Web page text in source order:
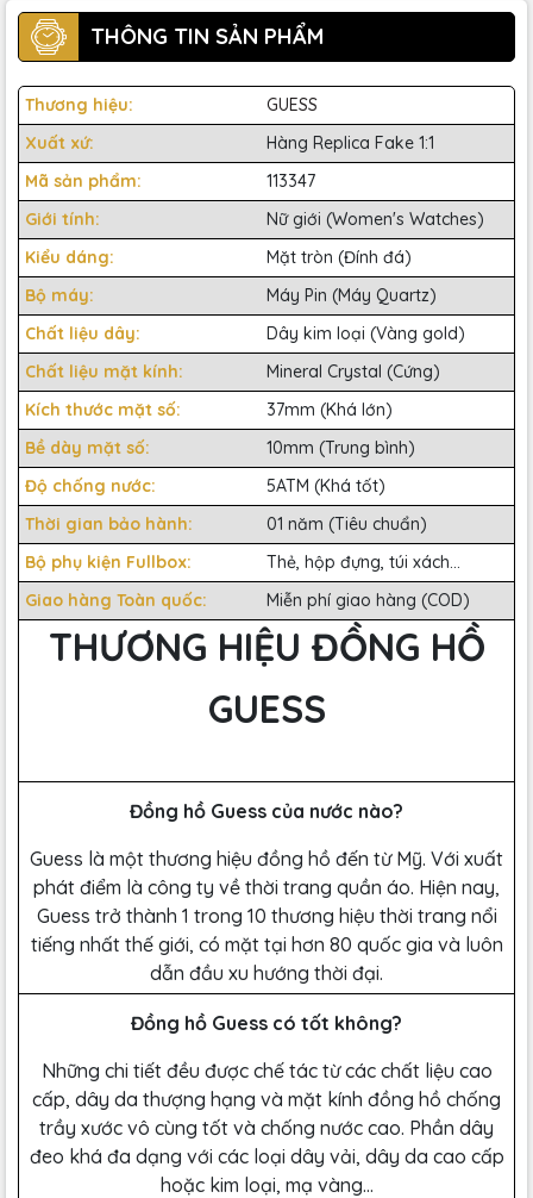
THÔNG TIN SẢN PHẨM
Thương hiệu:
GUESS
Xuất xứ:
Hàng Replica Fake 1:1
Mã sản phẩm:
113347
Giới tính:
Nữ giới (Women's Watches)
Kiểu dáng:
Mặt tròn (Đính đá)
Bộ máy:
Máy Pin (Máy Quartz)
Chất liệu dây:
Dây kim loại (Vàng gold)
Chất liệu mặt kính:
Mineral Crystal (Cứng)
Kích thước mặt số:
37mm (Khá lớn)
Bề dày mặt số:
10mm (Trung bình)
Độ chống nước:
5ATM (Khá tốt)
Thời gian bảo hành:
01 năm (Tiêu chuẩn)
Bộ phụ kiện Fullbox:
Thẻ, hộp đựng, túi xách...
Giao hàng Toàn quốc:
Miễn phí giao hàng (COD)
THƯƠNG HIỆU ĐỒNG HỒ
GUESS
Đồng hồ Guess của nước nào?
Guess là một thương hiệu đồng hồ đến từ Mỹ. Với xuất
phát điểm là công ty về thời trang quần áo. Hiện nay,
Guess trở thành 1 trong 10 thương hiệu thời trang nổi
tiếng nhất thế giới, có mặt tại hơn 80 quốc gia và luôn
dẫn đầu xu hướng thời đại.
Đồng hồ Guess có tốt không?
Những chi tiết đều được chế tác từ các chất liệu cao
cấp, dây da thượng hạng và mặt kính đồng hồ chống
trầy xước vô cùng tốt và chống nước cao. Phần dây
đeo khá đa dạng với các loại dây vải, dây da cao cấp
hoặc kim loại, mạ vàng…